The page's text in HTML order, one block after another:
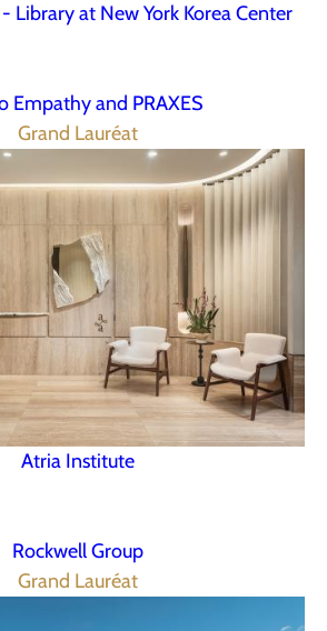
Library at New York Korea Center
Empathy and PRAXES
Grand Lauréat
Atria Institute
Rockwell Group
Grand Lauréat